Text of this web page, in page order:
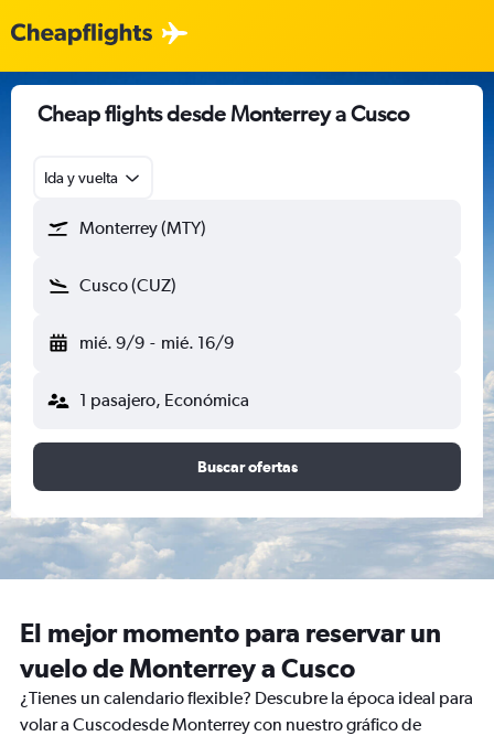
Cheap flights desde Monterrey a Cusco
Ida y vuelta
Monterrey (MTY)
Cusco (CUZ)
mié. 9/9 - mié. 16/9
1 pasajero, Económica
Buscar ofertas
El mejor momento para reservar un
vuelo de Monterrey a Cusco
¿Tienes un calendario flexible? Descubre la época ideal para
volar a Cuscodesde Monterrey con nuestro gráfico de